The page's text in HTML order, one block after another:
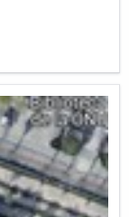
el norte o